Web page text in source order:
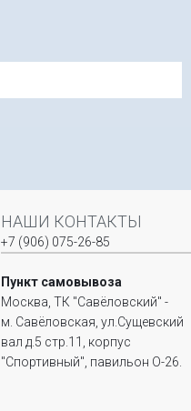
НАШИ КОНТАКТЫ
+7 (906) 075-26-85
Пункт самовывоза
Москва, ТК "Савёловский" -
м. Савёловская, ул.Сущевский
вал д.5 стр.11, корпус
"Спортивный", павильон О-26.